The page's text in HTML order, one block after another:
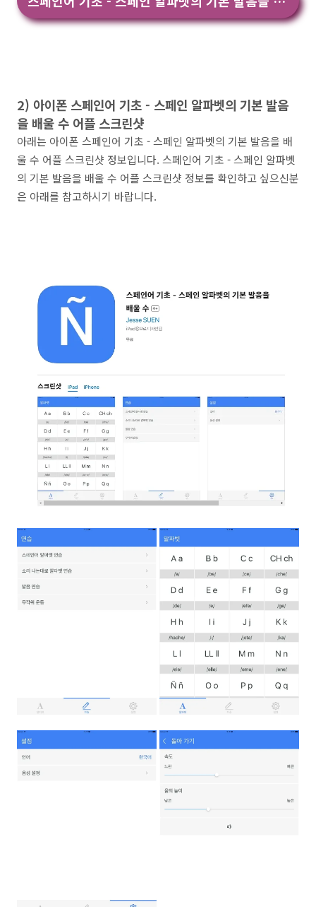
2) 아이폰 스페인어 기초 - 스페인 알파벳의 기본 발음
을 배울 수 어플 스크린샷
아래는 아이폰 스페인어 기초 - 스페인 알파벳의 기본 발음을 배
울 수 어플 스크린샷 정보입니다. 스페인어 기초 - 스페인 알파벳
의 기본 발음을 배울 수 어플 스크린샷 정보를 확인하고 싶으신분
은 아래를 참고하시기 바랍니다.